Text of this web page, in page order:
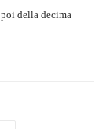
della decima